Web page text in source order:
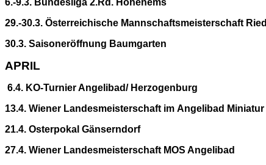
6.-9.3. Bundesliga 2.Rd. Hohenems
29.-30.3. Österreichische Mannschaftsmeisterschaft Ried
30.3. Saisoneröffnung Baumgarten
APRIL
6.4. KO-Turnier Angelibad/ Herzogenburg
13.4. Wiener Landesmeisterschaft im Angelibad Miniatur
21.4. Osterpokal Gänserndorf
27.4. Wiener Landesmeisterschaft MOS Angelibad